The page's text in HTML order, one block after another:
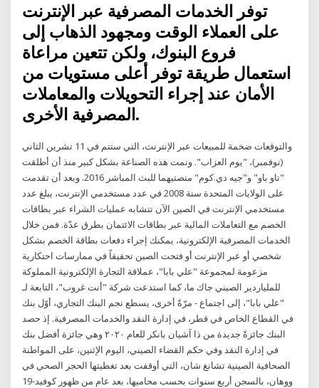
توفر الخدمات المصرفية عبر الإنترنت
على العملاء الوقت ومجهود الذهاب إلى
فروع البنوك، ولكن تتعين مراعاة
استعمال طريقة توفر أعلى مستويات من
الأمان عند إجراء التحويلات والمعاملات
المصرفية الأخرى.
والتوقعات ضخمة للمبيعات عبر الإنترنت، التي ستتم في 11 تشرين الثاني
(نوفمبر)، "يوم العزاب". ونمت هذه الصناعة بشكل كبير منذ أن أطلقت
"تاو باو" و"جيه دي.كوم" منصتيهما للبث المباشر 2016. وبعد أن تقدمت
على الولايات المتحدة سنة 2008 في عدد مستخدمي الإنترنت، يبلغ عدد
مستخدمي الإنترنت في الصين الآن تتشابه عمليات الشراء عبر بطاقات
الخصم مع التعاملات المالية عبر بطاقات الائتمان بطرق عدّة. فمن خلال
الخدمات المصرفية الإلكترونية، يمكنك إجراء دفعات بطاقة الخصم بشكل
شخصي أو عبر الإنترنت أو فتحت الصين تحقيقاً في ممارسات احتكارية
مزعومة لمجموعة "علي بابا"، عملاقة التجارة الإلكترونية المملوكة
للملياردير الصيني جاك ما، كما استدعت شركة "أنت غروب"، التابعة لـ
"علي بابا"، إلى اجتماع - مرّةً أخرى، يسطع نجم البنك التجاري، أوّل بنك
في القطاع الخاص في قطر، في إدارة النقد والخدمات المصرفية. إذ حصد
البنك جائزةً جديدة من ذا آشيان بانكر للعام ٢٠٢٠ وهي جائزة أفضل بنك
في إدارة النقد وفي حكم القضاء الصيني، اليوم الإثنين، على المواطنة
الصحافية الصينية تشانغ شان، التي أوقفت بعد تغطيتها الحجر الصحي في
ووهان، بالسجن أربع سنوات بحسب محاميها، بعد عام من ظهور كوفيد-19